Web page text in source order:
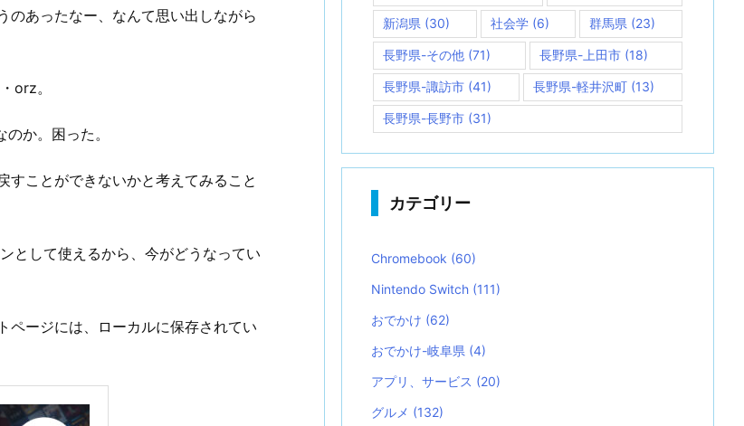
のあったなー、なんて思い出しながら
orz。
か。困った。
すことができないかと考えてみること
として使えるから、今がどうなってい
ページには、ローカルに保存されてい
新潟県 (30) 社会学(6) 群馬県 (23)
長野県-その他 (71) 長野県-上田市(18)
長野県-諏訪市 (41) 長野県-軽井沢町 (13)
長野県-長野市 (31)
カテゴリー
Chromebook (60)
Nintendo Switch (111)
おでかけ (62)
おでかけ-岐阜県 (4)
アプリ、サービス (20)
グルメ (132)